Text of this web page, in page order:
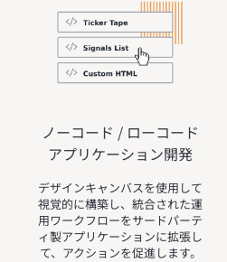
ノーコード / ローコード
アプリケーション開発
デザインキャンバスを使用して
視覚的に構築し、統合された運
用ワークフローをサードパーテ
ィ製アプリケーションに拡張し
て、アクションを促進します。